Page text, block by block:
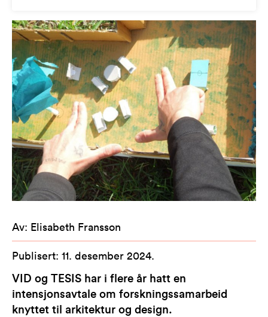
Av: Elisabeth Fransson
Publisert: 11. desember 2024.
VID og TESIS har i flere år hatt en
intensjonsavtale om forskningssamarbeid
knyttet til arkitektur og design.